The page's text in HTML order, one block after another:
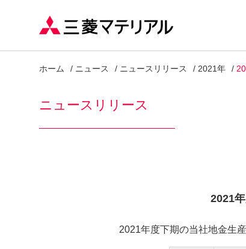
ホーム ニュース ニュースリリース 2021年
ニュースリリース
2021
2021年度下期の当社地金生